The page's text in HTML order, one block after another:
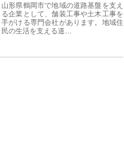
山形県鶴岡市で地域の道路基盤を支え
る企業として、舗装工事や土木工事を
手がける専門会社があります。地域住
民の生活を支える道…